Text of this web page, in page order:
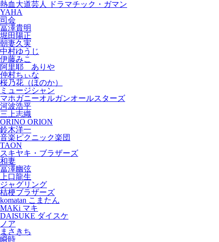
熱血大道芸人 ドラマチック・ガマン
YAHA
司会
冨澤貴明
堀田陽正
朝妻久実
中村ゆうじ
伊藤みこ
阿里耶 ありや
仲村ちぃな
桜乃花（ほのか）
ミュージシャン
マホガニーオルガンオールスターズ
河波浩平
三上志織
ORINO ORION
鈴木洋一
音楽ピクニック楽団
TAON
スキヤキ・ブラザーズ
和妻
冨澤幽弦
上口龍生
ジャグリング
桔梗ブラザーズ
komatan こまたん
MAKi マキ
DAISUKE ダイスケ
ノア
まさきち
瞬時